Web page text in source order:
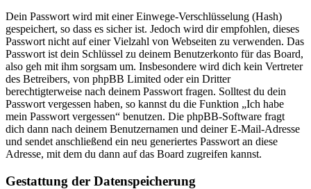
Dein Passwort wird mit einer Einwege-Verschlüsselung (Hash)
gespeichert, so dass es sicher ist. Jedoch wird dir empfohlen, dieses
Passwort nicht auf einer Vielzahl von Webseiten zu verwenden. Das
Passwort ist dein Schlüssel zu deinem Benutzerkonto für das Board,
also geh mit ihm sorgsam um. Insbesondere wird dich kein Vertreter
des Betreibers, von phpBB Limited oder ein Dritter
berechtigterweise nach deinem Passwort fragen. Solltest du dein
Passwort vergessen haben, so kannst du die Funktion „Ich habe
mein Passwort vergessen“ benutzen. Die phpBB-Software fragt
dich dann nach deinem Benutzernamen und deiner E-Mail-Adresse
und sendet anschließend ein neu generiertes Passwort an diese
Adresse, mit dem du dann auf das Board zugreifen kannst.
Gestattung der Datenspeicherung